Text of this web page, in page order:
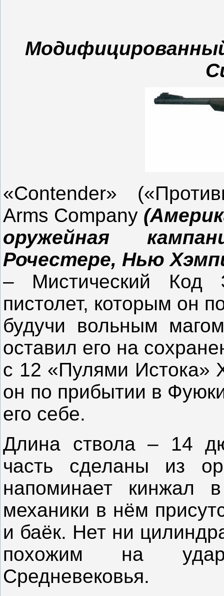
«Contender»
Arms Company
оружейная
Рочестере, Нью
– Мистический Код
пистолет, которым он
будучи вольным
оставил его на
с 12 «Пулями Истока»
он по прибытии в
его себе.
Длина ствола – 14
часть сделаны из
напоминает кинжал
механики в нём
и баёк. Нет ни
похожим на
Средневековья.